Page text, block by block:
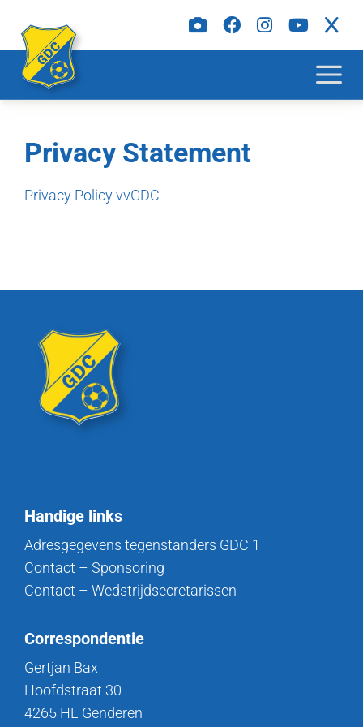
Privacy Statement
Privacy Policy vvGDC
Handige links
Adresgegevens tegenstanders GDC 1
Contact – Sponsoring
Contact – Wedstrijdsecretarissen
Correspondentie
Gertjan Bax
Hoofdstraat 30
4265 HL Genderen